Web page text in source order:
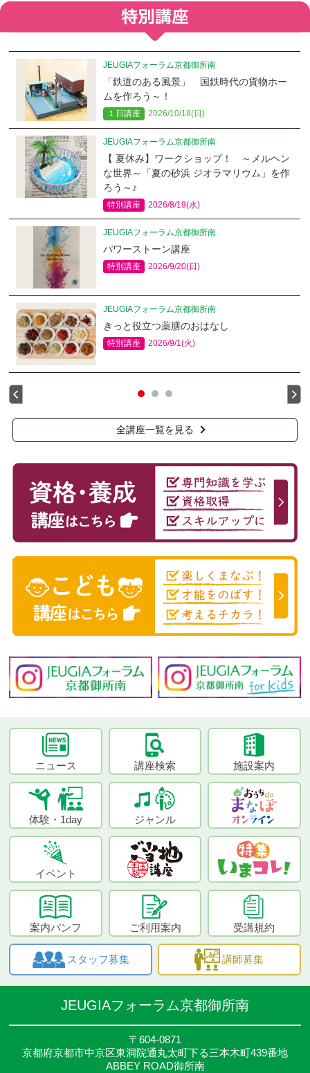
JEUGIAフォーラム京都御所南
「鉄道のある風景」 国鉄時代の貨物ホー
ムを作ろう～！
１日講座 2026/10/18(日)
JEUGIAフォーラム京都御所南
【 夏休み】ワークショップ！ ～メルヘン
な世界～「夏の砂浜 ジオラマリウム」を作
ろう～♪
特別講座 2026/8/19(水)
JEUGIAフォーラム京都御所南
パワーストーン講座
特別講座 2026/9/20(日)
JEUGIAフォーラム京都御所南
きっと役立つ薬膳のおはなし
特別講座 2026/9/1(火)
全講座一覧を見る
ニュース 講座検索 施設案内
体験・1day ジャンル
イベント
案内パンフ ご利用案内 受講規約
スタッフ募集 講師募集
JEUGIAフォーラム京都御所南
〒604-0871
京都府京都市中京区東洞院通丸太町下る三本木町439番地
ABBEY ROAD御所南